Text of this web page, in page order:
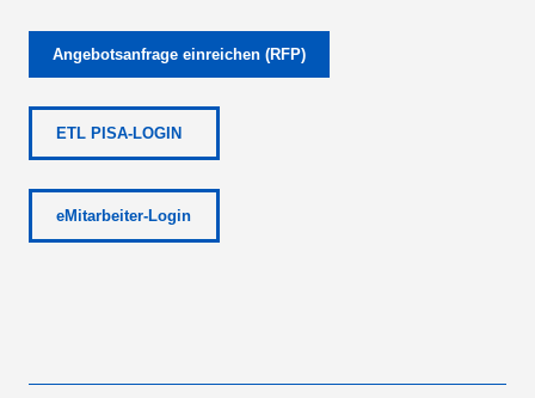
Angebotsanfrage einreichen (RFP)
ETL PISA-LOGIN
eMitarbeiter-Login